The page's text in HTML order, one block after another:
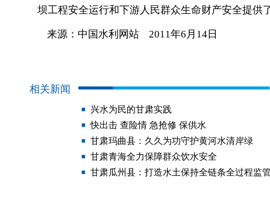
坝工程安全运行和下游人民群众生命财产安全提供
来源：中国水利网站 2011年6月14日
相关新闻
兴水为民的甘肃实践
快出击 查险情 急抢修 保供水
甘肃玛曲县：久久为功守护黄河水清岸绿
甘肃青海全力保障群众饮水安全
甘肃瓜州县：打造水土保持全链条全过程监